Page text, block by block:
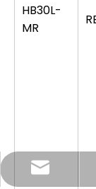
HB30L-
MR